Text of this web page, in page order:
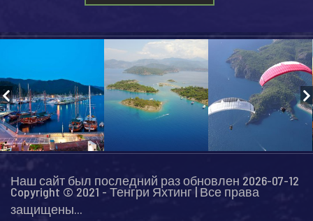
Наш сайт был последний раз обновлен 2026-07-12
Copyright © 2021 - Тенгри Яхтинг | Все права
защищены...